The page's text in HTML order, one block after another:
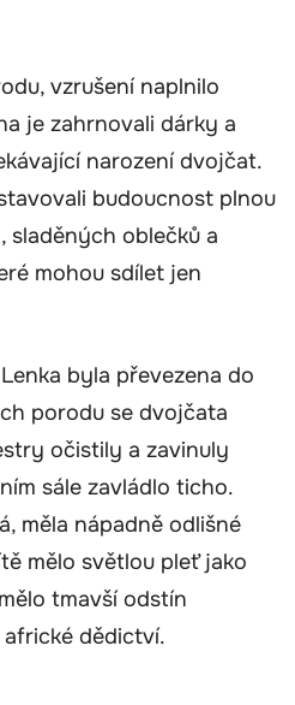
vzrušení naplnilo
je zahrnovali dárky a
narození dvojčat.
budoucnost plnou
sladěných oblečků a
mohou sdílet jen
byla převezena do
porodu se dvojčata
očistily a zavinuly
sále zavládlo ticho.
měla nápadně odlišné
mělo světlou pleť jako
tmavší odstín
dědictví.